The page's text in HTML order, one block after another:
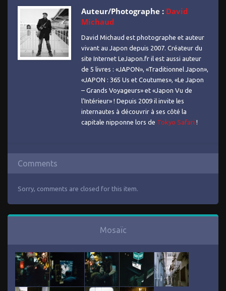
Auteur/Photographe : David
Michaud
David Michaud est photographe et auteur
vivant au Japon depuis 2007. Créateur du
site Internet LeJapon.fr il est aussi auteur
de 5 livres : «JAPON», «Traditionnel Japon»,
«JAPON : 365 Us et Coutumes», «Le Japon
– Grands Voyageurs» et «Japon Vu de
l’Intérieur» ! Depuis 2009 il invite les
internautes à découvrir à ses côté la
capitale nipponne lors de Tokyo Safari !
Comments
Sorry, comments are closed for this item.
Mosaïc